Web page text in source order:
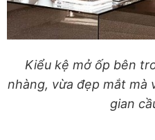
Kiểu kệ mở ốp bên
nhàng, vừa đẹp mắt mà
gian